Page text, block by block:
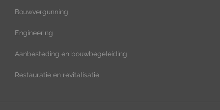
Bouwvergunning
Engineering
Aanbesteding en bouwbegeleiding
Restauratie en revitalisatie